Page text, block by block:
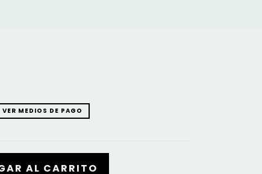
VER MEDIOS DE PAGO